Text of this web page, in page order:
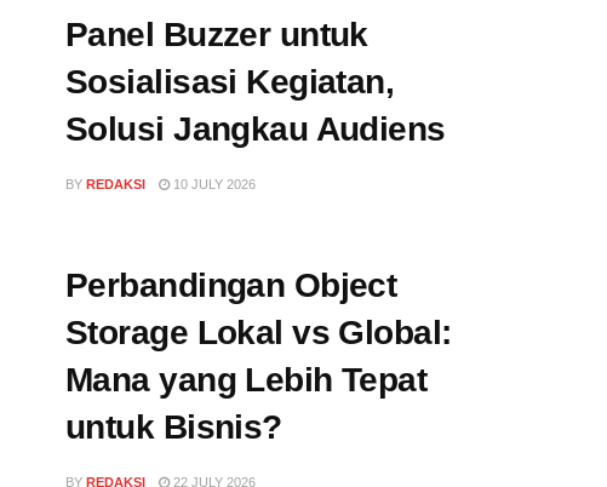
Panel Buzzer untuk
Sosialisasi Kegiatan,
Solusi Jangkau Audiens
BY REDAKSI 10 JULY 2026
Perbandingan Object
Storage Lokal vs Global:
Mana yang Lebih Tepat
untuk Bisnis?
BY REDAKSI 22 JULY 2026